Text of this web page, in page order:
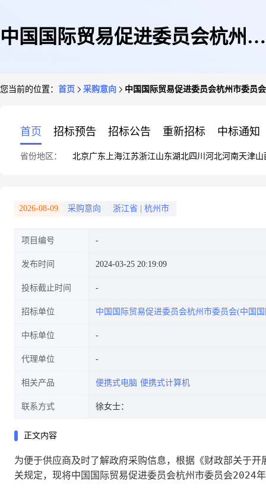
中国国际贸易促进委员会杭州市
您当前的位置： 首页 采购意向 中国国际贸易促进委员会杭州市委员
首页 招标预告 招标公告 重新招标 中标通知
省份地区： 北京广东 上海江苏浙江山东湖北四川 河北河南天津山
2026-08-09 采购意向 浙江省 杭州市
项目编号
发布时间 2024-03-25 20:19:09
投标截止时间
招标单位 中国国际贸易促进委员会杭州市委员会(中国
中标单位
代理单位
相关产品 便携式电脑 便携式计算机
联系方式 徐女士：
正文内容
为便于供应商及时了解政府采购信息，根据《财政部关于
关规定，现将中国国际贸易促进委员会杭州市委员会2024